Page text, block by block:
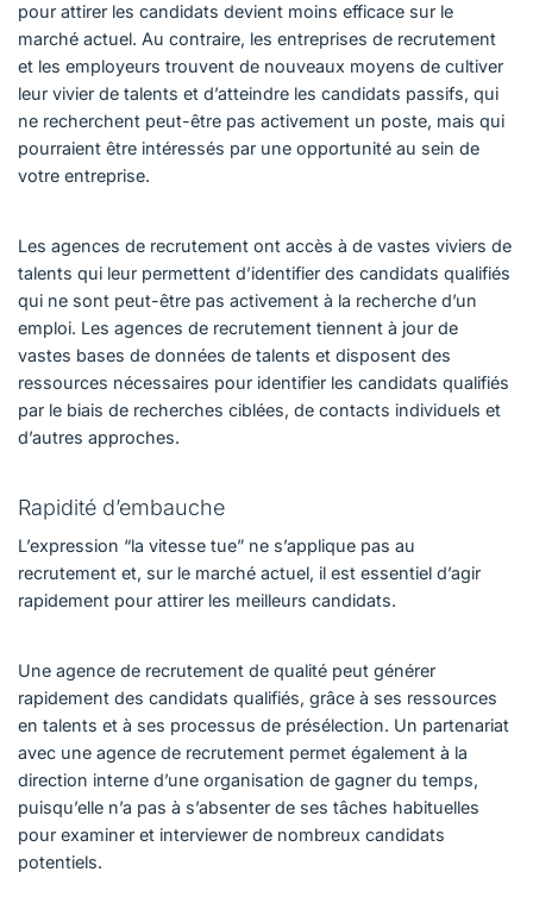
pour attirer les candidats devient moins efficace sur le
marché actuel. Au contraire, les entreprises de recrutement
et les employeurs trouvent de nouveaux moyens de cultiver
leur vivier de talents et d’atteindre les candidats passifs, qui
ne recherchent peut-être pas activement un poste, mais qui
pourraient être intéressés par une opportunité au sein de
votre entreprise.
Les agences de recrutement ont accès à de vastes viviers de
talents qui leur permettent d’identifier des candidats qualifiés
qui ne sont peut-être pas activement à la recherche d’un
emploi. Les agences de recrutement tiennent à jour de
vastes bases de données de talents et disposent des
ressources nécessaires pour identifier les candidats qualifiés
par le biais de recherches ciblées, de contacts individuels et
d’autres approches.
Rapidité d’embauche
L’expression “la vitesse tue” ne s’applique pas au
recrutement et, sur le marché actuel, il est essentiel d’agir
rapidement pour attirer les meilleurs candidats.
Une agence de recrutement de qualité peut générer
rapidement des candidats qualifiés, grâce à ses ressources
en talents et à ses processus de présélection. Un partenariat
avec une agence de recrutement permet également à la
direction interne d’une organisation de gagner du temps,
puisqu’elle n’a pas à s’absenter de ses tâches habituelles
pour examiner et interviewer de nombreux candidats
potentiels.